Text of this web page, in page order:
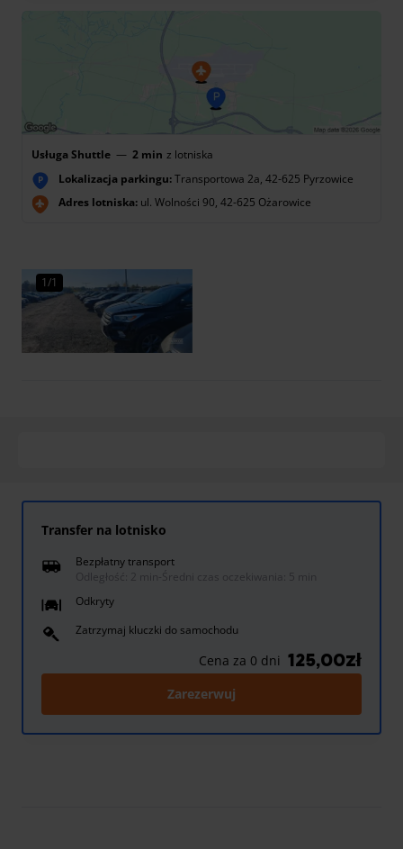
Usługa Shuttle — 2 min z lotniska
P Lokalizacja parkingu:Transportowa 2a, 42-625 Pyrzowice
Adres lotniska: ul. Wolności 90, 42-625 Ożarowice
1/1
Transfer na lotnisko
Bezpłatny transport
Odległość: 2 min
Średni czas oczekiwania: 5 min
Odkryty
Zatrzymaj kluczki do samochodu
Cena za 0 dni 125,00zł
Zarezerwuj